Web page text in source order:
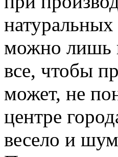
можно лишь
все, чтобы
может, не
центре
весело и